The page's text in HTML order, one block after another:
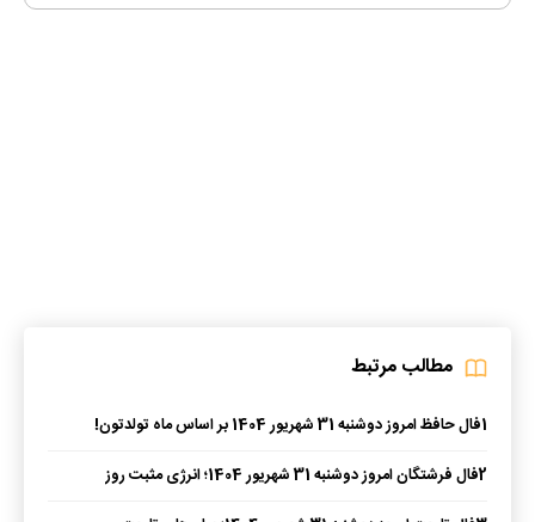
مطالب مرتبط
1فال حافظ امروز دوشنبه 31 شهریور 1404 بر اساس ماه تولدتون!
2فال فرشتگان امروز دوشنبه 31 شهریور 1404؛ انرژی مثبت روز